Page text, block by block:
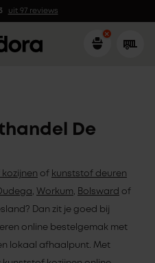
uit 97 reviews
De
of kunststof deuren
, Workum, Bolsward of
Dan zit je goed bij
online bestelgemak met
lokaal afhaalpunt. Met